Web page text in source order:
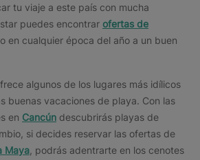
tu viaje a este país con mucha
puedes encontrar ofertas de
en cualquier época del año a un buen
algunos de los lugares más idílicos
buenas vacaciones de playa. Con las
en Cancún descubrirás playas de
si decides reservar las ofertas de
Maya , podrás adentrarte en los cenotes